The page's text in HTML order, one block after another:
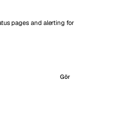
pages and alerting for
Gör